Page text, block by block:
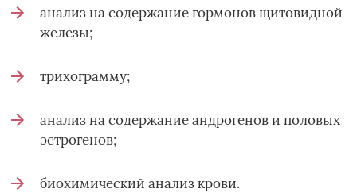
анализ на содержание гормонов щитовидной
железы;
трихограмму;
анализ на содержание андрогенов и половых
эстрогенов;
биохимический анализ крови.